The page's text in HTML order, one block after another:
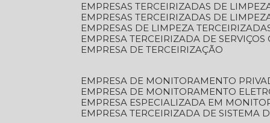
EMPRESAS TERCEIRIZADAS DE
EMPRESAS TERCEIRIZADAS DE
EMPRESAS DE LIMPEZA
EMPRESA TERCEIRIZADA DE SERVIÇOS
EMPRESA DE TERCEIRIZAÇÃO
EMPRESA DE MONITORAMENTO
EMPRESA DE MONITORAMENTO
EMPRESA ESPECIALIZADA EM
EMPRESA TERCEIRIZADA DE